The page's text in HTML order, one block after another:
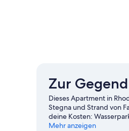
Zur Gegend
Dieses Apartment in
Stegna und Strand von
deine Kosten:
Mehr anzeigen